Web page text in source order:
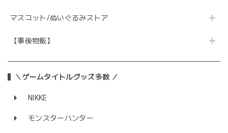
マスコット/ぬいぐるみストア
【事後物販】
＼ゲームタイトルグッズ多数 ／
NIKKE
モンスターハンター